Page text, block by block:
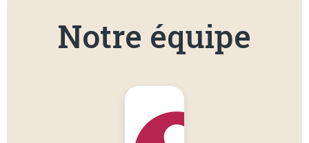
Notre équipe